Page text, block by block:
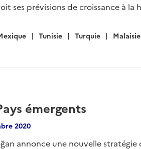
ses prévisions de croissance à la
Tunisie Turquie Malaisie
émergents
2020
annonce une nouvelle